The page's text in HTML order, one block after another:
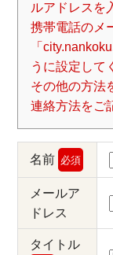
ルアドレスを
携帯電話のメ
「
うに設定して
その他の方法
連絡方法をご
名前 必須
メールア
ドレス
タイトル